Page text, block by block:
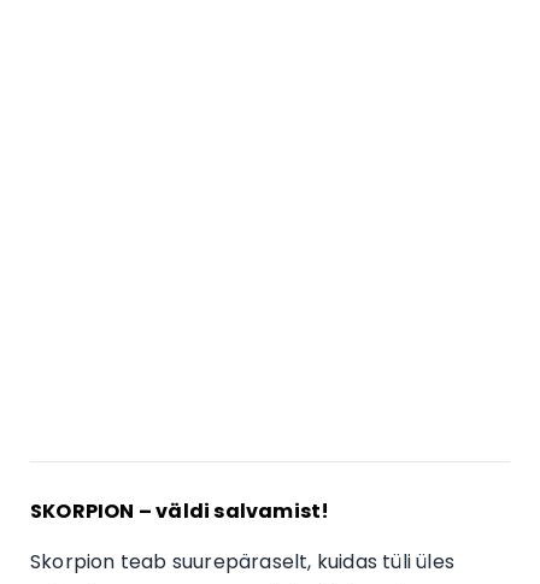
SKORPION – väldi salvamist!
Skorpion teab suurepäraselt, kuidas tüli üles